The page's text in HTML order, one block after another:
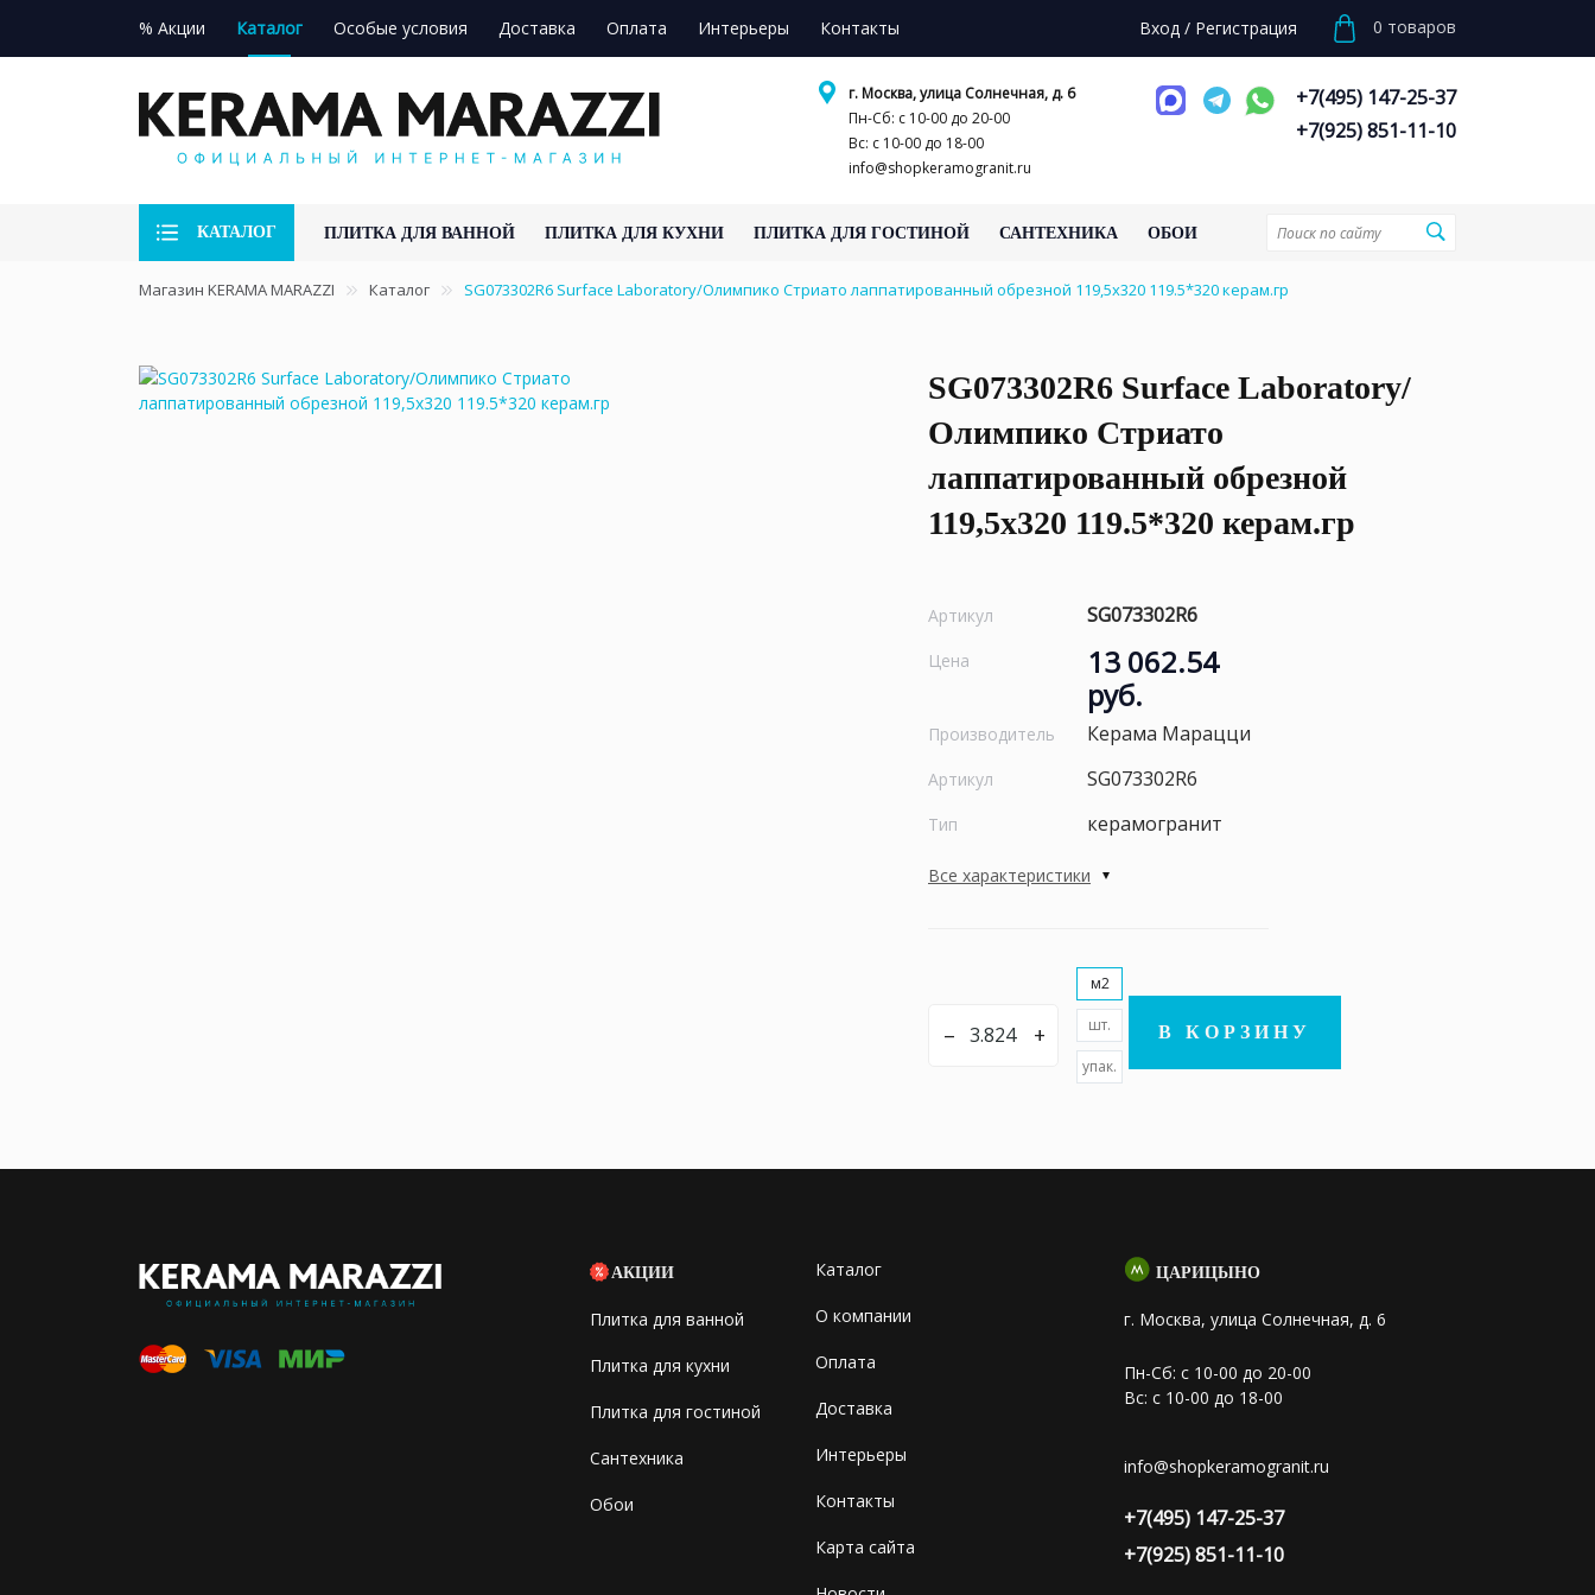
% Акции Каталог Особые условия Доставка Оплата Интерьеры Контакты Вход / Регистрация 0 товаров
г. Москва, улица Солнечная, д. 6
Пн-Сб: с 10-00 до 20-00
Вс: с 10-00 до 18-00
info@shopkeramogranit.ru
+7(495) 147-25-37
+7(925) 851-11-10
КАТАЛОГ ПЛИТКА ДЛЯ ВАННОЙ ПЛИТКА ДЛЯ КУХНИ ПЛИТКА ДЛЯ ГОСТИНОЙ САНТЕХНИКА ОБОИ
Магазин KERAMA MARAZZI Каталог SG073302R6 Surface Laboratory/Олимпико Стриато лаппатированный обрезной 119,5х320 119.5*320 керам.гр
SG073302R6 Surface Laboratory/
Олимпико Стриато
лаппатированный обрезной
119,5х320 119.5*320 керам.гр
Артикул SG073302R6
Цена
13 062.54
руб.
Производитель Керама Марацци
Артикул SG073302R6
Тип керамогранит
Все характеристики
– +
м2
шт.
упак.
В КОРЗИНУ
АКЦИИ
Плитка для ванной
Плитка для кухни
Плитка для гостиной
Сантехника
Обои
Каталог
О компании
Оплата
Доставка
Интерьеры
Контакты
Карта сайта
ЦАРИЦЫНО
г. Москва, улица Солнечная, д. 6
Пн-Сб: с 10-00 до 20-00
Вс: с 10-00 до 18-00
info@shopkeramogranit.ru
+7(495) 147-25-37
+7(925) 851-11-10